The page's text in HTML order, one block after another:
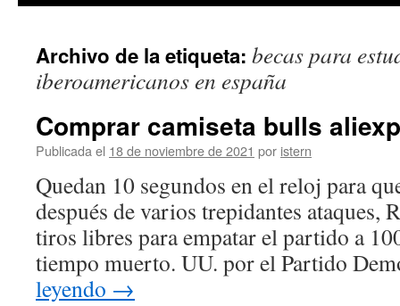
contenido
Archivo de la etiqueta: becas para
iberoamericanos en españa
Comprar camiseta bulls
Publicada el 18 de noviembre de 2021 por istern
Quedan 10 segundos en el reloj para
después de varios trepidantes ataques,
tiros libres para empatar el partido a
tiempo muerto. UU. por el Partido
leyendo →